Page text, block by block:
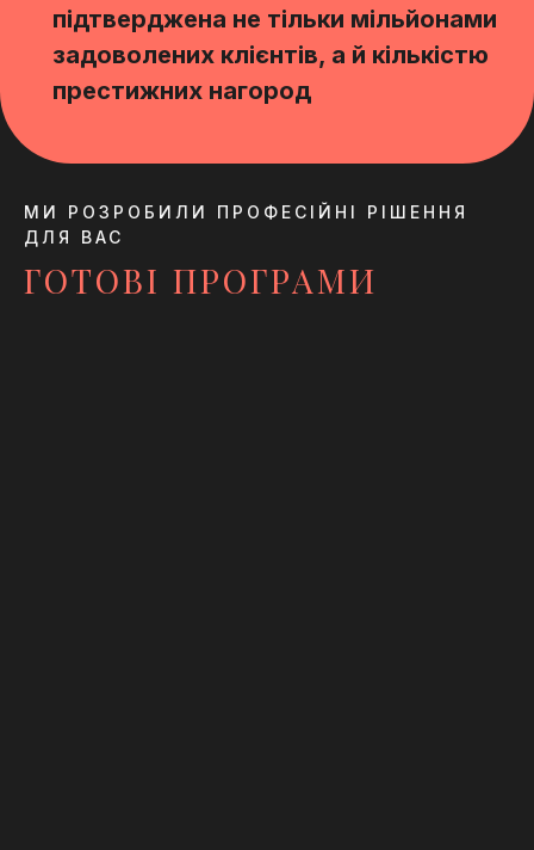
підтверджена не тільки мільйонами
задоволених клієнтів, а й кількістю
престижних нагород
МИ РОЗРОБИЛИ ПРОФЕСІЙНІ РІШЕННЯ
ДЛЯ ВАС
ГОТОВІ ПРОГРАМИ